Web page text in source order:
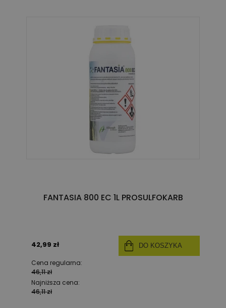
FANTASIA 800 EC 1L PROSULFOKARB
42,99 zł
Cena regularna:
46,11 zł
Najniższa cena:
46,11 zł
DO KOSZYKA